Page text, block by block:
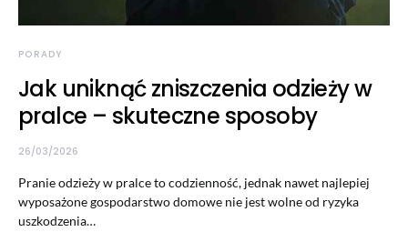
PORADY
Jak uniknąć zniszczenia odzieży w
pralce – skuteczne sposoby
26/03/2026
Pranie odzieży w pralce to codzienność, jednak nawet najlepiej
wyposażone gospodarstwo domowe nie jest wolne od ryzyka
uszkodzenia…